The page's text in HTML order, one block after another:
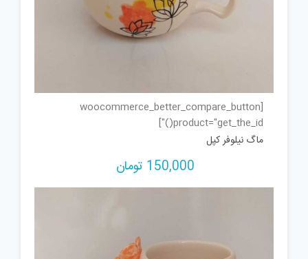
[woocommerce_better_compare_button
product="get_the_id()"]
ماگ نیلوفر کپل
150,000 تومان